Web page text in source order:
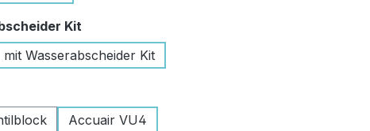
Kit
mit Wasserabscheider Kit
Accuair VU4